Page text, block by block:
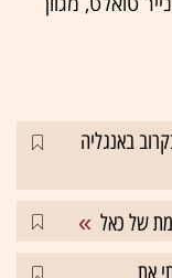
באנגליה
של כאל
את